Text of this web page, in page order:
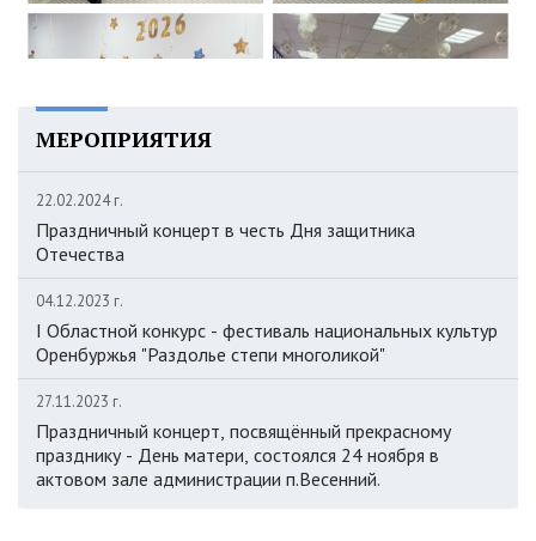
МЕРОПРИЯТИЯ
22.02.2024 г.
Праздничный концерт в честь Дня защитника
Отечества
04.12.2023 г.
I Областной конкурс - фестиваль национальных культур
Оренбуржья "Раздолье степи многоликой"
27.11.2023 г.
Праздничный концерт, посвящённый прекрасному
празднику - День матери, состоялся 24 ноября в
актовом зале администрации п.Весенний.